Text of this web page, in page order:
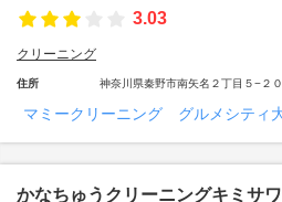
3.03
クリーニング
住所 神奈川県秦野市南矢名２丁目５−２０
マミークリーニング グルメシティ
かなちゅうクリーニングキミサ